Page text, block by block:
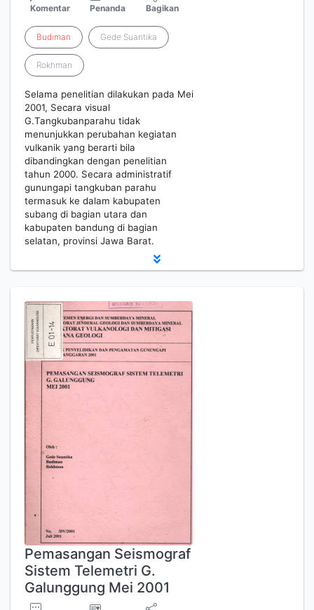
Komentar Penanda Bagikan
Budiman Gede Suantika
Rokhman
Selama penelitian dilakukan pada Mei
2001, Secara visual
G.Tangkubanparahu tidak
menunjukkan perubahan kegiatan
vulkanik yang berarti bila
dibandingkan dengan penelitian
tahun 2000. Secara administratif
gunungapi tangkuban parahu
termasuk ke dalam kabupaten
subang di bagian utara dan
kabupaten bandung di bagian
selatan, provinsi Jawa Barat.
Pemasangan Seismograf
Sistem Telemetri G.
Galunggung Mei 2001